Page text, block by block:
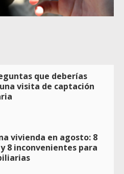
que deberías
visita de captación
vivienda en agosto: 8
8 inconvenientes para